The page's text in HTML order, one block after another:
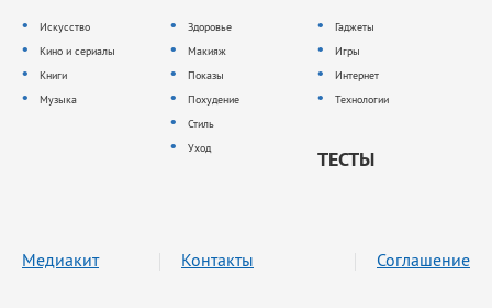
Искусство
Кино и сериалы
Книги
Музыка
Здоровье
Макияж
Показы
Похудение
Стиль
Уход
Гаджеты
Игры
Интернет
Технологии
ТЕСТЫ
Медиакит Контакты Соглашение